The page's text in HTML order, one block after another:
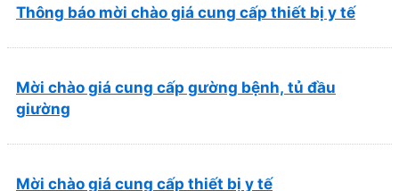
Thông báo mời chào giá cung cấp thiết bị y tế
Mời chào giá cung cấp gường bệnh, tủ đầu
giường
Mời chào giá cung cấp thiết bị y tế